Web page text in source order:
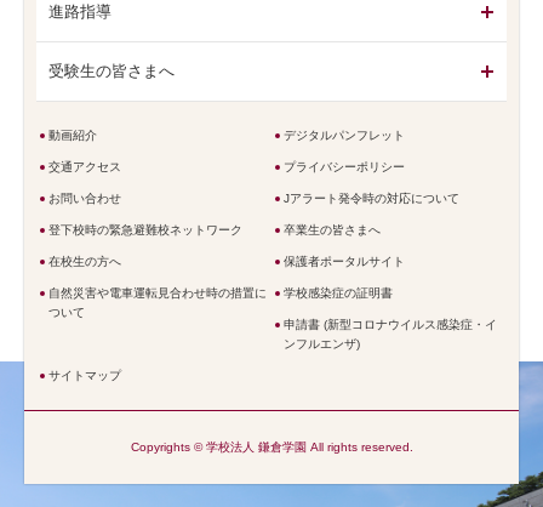
進路指導
受験生の皆さまへ
動画紹介 デジタルパンフレット
交通アクセス プライバシーポリシー
お問い合わせ Jアラート発令時の対応について
登下校時の緊急避難校ネットワーク 卒業生の皆さまへ
在校生の方へ 保護者ポータルサイト
自然災害や電車運転見合わせ時の措置に
ついて
学校感染症の証明書
申請書 (新型コロナウイルス感染症・イ
ンフルエンザ)
サイトマップ
Copyrights © 学校法人 鎌倉学園 All rights reserved.